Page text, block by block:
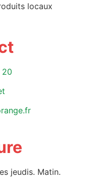
locaux
jeudis. Matin.